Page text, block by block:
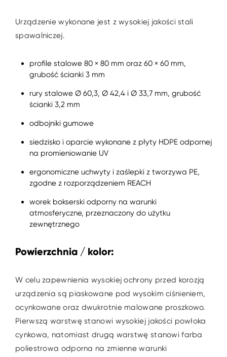
Urządzenie wykonane jest z wysokiej jakości stali
spawalniczej.
profile stalowe 80 × 80 mm oraz 60 × 60 mm,
grubość ścianki 3 mm
rury stalowe Ø 60,3, Ø 42,4 i Ø 33,7 mm, grubość
ścianki 3,2 mm
odbojniki gumowe
siedzisko i oparcie wykonane z płyty HDPE odpornej
na promieniowanie UV
ergonomiczne uchwyty i zaślepki z tworzywa PE,
zgodne z rozporządzeniem REACH
worek bokserski odporny na warunki
atmosferyczne, przeznaczony do użytku
zewnętrznego
Powierzchnia / kolor:
W celu zapewnienia wysokiej ochrony przed korozją
urządzenia są piaskowane pod wysokim ciśnieniem,
ocynkowane oraz dwukrotnie malowane proszkowo.
Pierwszą warstwę stanowi wysokiej jakości powłoka
cynkowa, natomiast drugą warstwę stanowi farba
poliestrowa odporna na zmienne warunki